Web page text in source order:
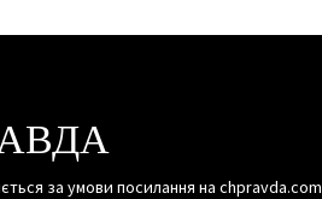
за умови посилання на chpravda.com